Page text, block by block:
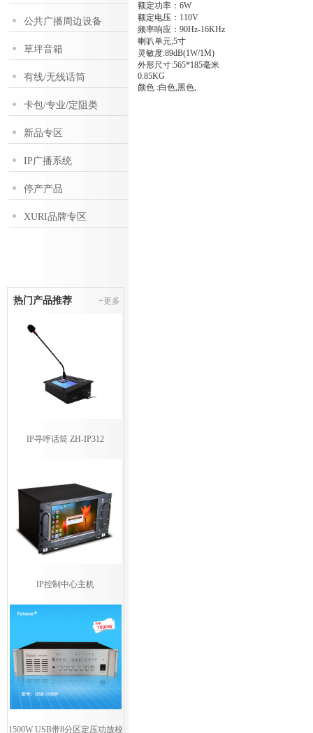
公共广播周边设备
草坪音箱
有线/无线话筒
卡包/专业/定阻类
新品专区
IP广播系统
停产产品
XURI品牌专区
热门产品推荐 +更多
IP寻呼话筒 ZH-IP312
IP控制中心主机
1500W USB带8分区定压功放校
额定功率：6W
额定电压：110V
频率响应：90Hz-16KHz
喇叭单元;5寸
灵敏度:89dB(1W/1M)
外形尺寸
0.85KG
颜色 :白色,黑色,